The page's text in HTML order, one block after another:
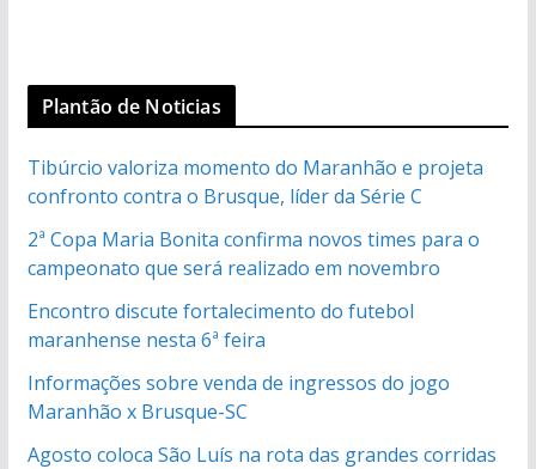
Plantão de Noticias
Tibúrcio valoriza momento do Maranhão e projeta
confronto contra o Brusque, líder da Série C
2ª Copa Maria Bonita confirma novos times para o
campeonato que será realizado em novembro
Encontro discute fortalecimento do futebol
maranhense nesta 6ª feira
Informações sobre venda de ingressos do jogo
Maranhão x Brusque-SC
Agosto coloca São Luís na rota das grandes corridas